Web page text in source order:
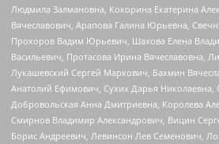
Людмила Залмановна, Кокорина Екатерина
Вячеславович, Арапова Галина Юрьевна,
Прохоров Вадим Юрьевич, Шахова Елена
Васильевич, Протасова Ирина Вячеславовна,
Лукашевский Сергей Маркович, Бахмин
Анатолий Ефимович, Сухих Дарья Николаевна,
Добровольская Анна Дмитриевна, Королева
Смирнов Владимир Александрович, Вицин
Борис Андреевич, Левинсон Лев Семенович,